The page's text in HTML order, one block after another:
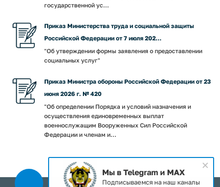
государственной ус...
Приказ Министерства труда и социальной защиты
Российской Федерации от 7 июля 202...
"Об утверждении формы заявления о предоставлении
социальных услуг"
Приказ Министра обороны Российской Федерации от 23
июня 2026 г. № 420
"Об определении Порядка и условий назначения и
осуществления единовременных выплат
военнослужащим Вооруженных Сил Российской
Федерации и членам и...
Мы в Telegram и MAX
Подписываемся на наш каналы